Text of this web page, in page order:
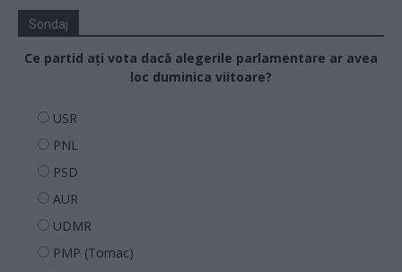
Sondaj
Ce partid ați vota dacă alegerile parlamentare ar avea
loc duminica viitoare?
USR
PNL
PSD
AUR
UDMR
PMP (Tomac)